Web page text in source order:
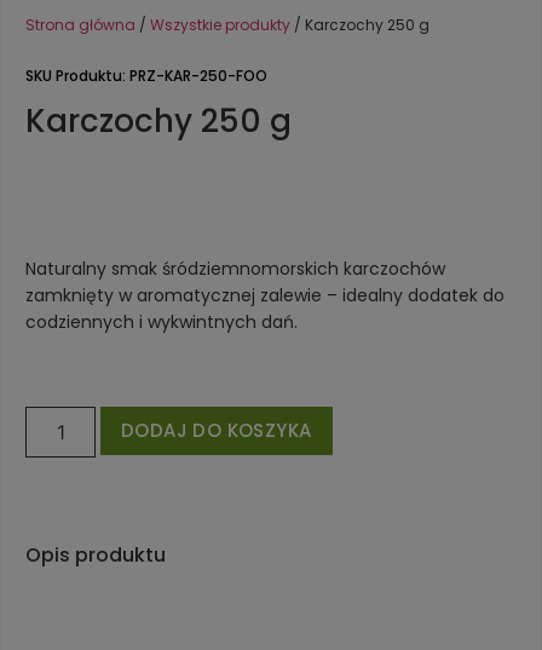
Strona główna / Wszystkie produkty / Karczochy 250 g
SKU Produktu: PRZ-KAR-250-FOO
Karczochy 250 g
Naturalny smak śródziemnomorskich karczochów
zamknięty w aromatycznej zalewie – idealny dodatek do
codziennych i wykwintnych dań.
DODAJ DO KOSZYKA
Opis produktu